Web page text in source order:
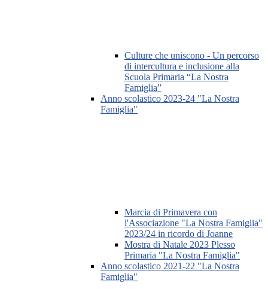
Culture che uniscono - Un percorso
di intercultura e inclusione alla
Scuola Primaria “La Nostra
Famiglia”
Anno scolastico 2023-24 "La Nostra
Famiglia"
Marcia di Primavera con
l'Associazione "La Nostra Famiglia"
2023/24 in ricordo di Joanne
Mostra di Natale 2023 Plesso
Primaria "La Nostra Famiglia"
Anno scolastico 2021-22 "La Nostra
Famiglia"